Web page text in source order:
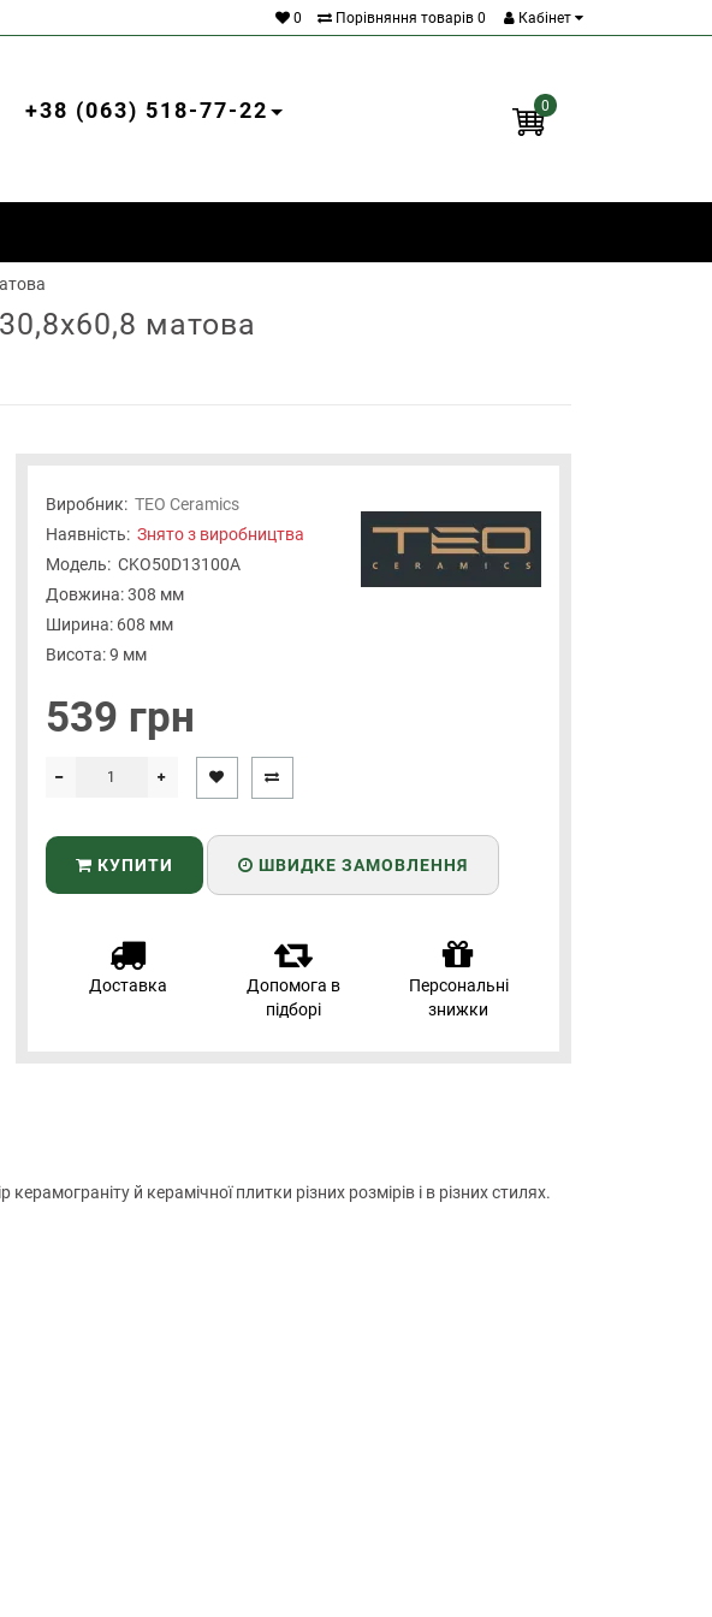
0 Порівняння товарів 0 Кабінет
0
+38 (063) 518-77-22
матова
Виробник: TEO Ceramics
Наявність: Знято з виробництва
Модель: СKO50D13100A
Довжина: 308 мм
Ширина: 608 мм
Висота: 9 мм
539 грн
КУПИТИ ШВИДКЕ ЗАМОВЛЕННЯ
Доставка
Допомога в
підборі
Персональні
знижки
й керамічної плитки різних розмірів і в різних стилях.